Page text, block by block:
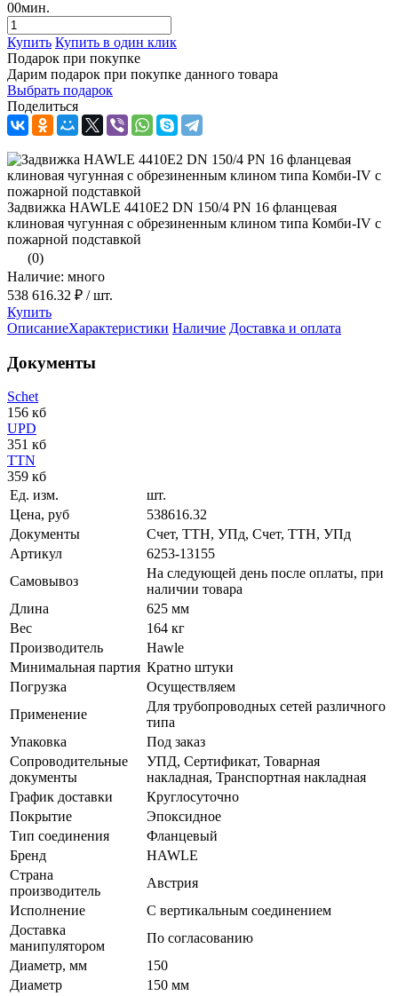
00мин.
Купить Купить в один клик
Подарок при покупке
Дарим подарок при покупке данного товара
Выбрать подарок
Поделиться
Задвижка HAWLE 4410E2 DN 150/4 PN 16 фланцевая
клиновая чугунная с обрезиненным клином типа Комби-IV с
пожарной подставкой
(0)
Наличие: много
538 616.32 ₽ / шт.
Купить
ОписаниеХарактеристики Наличие Доставка и оплата
Документы
Schet
156 кб
UPD
351 кб
TTN
359 кб
Ед. изм.
шт.
Цена, руб
538616.32
Документы
Счет, ТТН, УПд, Счет, ТТН, УПд
Артикул
6253-13155
Самовывоз
На следующей день после оплаты, при
наличии товара
Длина
625 мм
Вес
164 кг
Производитель
Hawle
Минимальная партия Кратно штуки
Погрузка
Осуществляем
Применение
Для трубопроводных сетей различного
типа
Упаковка
Под заказ
Сопроводительные
документы
УПД, Сертификат, Товарная
накладная, Транспортная накладная
График доставки
Круглосуточно
Покрытие
Эпоксидное
Тип соединения
Фланцевый
Бренд
HAWLE
Страна
производитель
Австрия
Исполнение
С вертикальным соединением
Доставка
манипулятором
По согласованию
Диаметр, мм
150
Диаметр
150 мм